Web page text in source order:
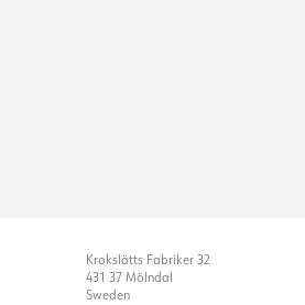
Krokslätts Fabriker 32
431 37 Mölndal
Sweden